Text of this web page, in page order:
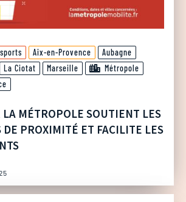
Aix-en-Provence
Aubagne
La Ciotat Marseille
Métropole
MÉTROPOLE SOUTIENT LES
DE PROXIMITÉ ET FACILITE LES